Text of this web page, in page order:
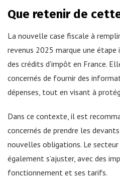
Que retenir de
La nouvelle case fiscale à
revenus 2025 marque une
des crédits d’impôt en France.
concernés de fournir des
dépenses, tout en visant à
Dans ce contexte, il est
concernés de prendre les
nouvelles obligations. Le
également s’ajuster, avec des
fonctionnement et ses tarifs.